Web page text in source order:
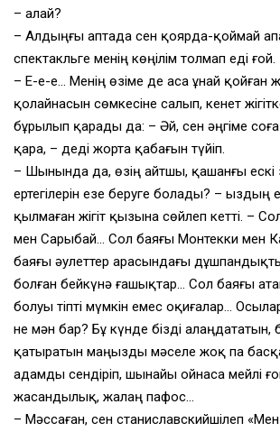
– Қалай?
– Алдыңғы аптада сен қоярда-қоймай
спектакльге менің көңілім толмап еді ғой.
– Е-е-е… Менің өзіме де аса ұнай қойған
қолайнасын сөмкесіне салып, кенет
бұрылып қарады да: – Әй, сен әңгіме
қара, – деді жорта қабағын түйіп.
– Шынында да, өзің айтшы, қашанғы ескі
ертегілерін езе беруге болады? – Қыздың
қылмаған жігіт қызына сөйлеп кетті. –
мен Сарыбай… Сол баяғы Монтекки мен
баяғы әулеттер арасындағы
болған бейкүнә ғашықтар… Сол баяғы
болуы тіпті мүмкін емес оқиғалар…
не мән бар? Бұ күнде бізді
қатыратын маңызды мәселе жоқ па
адамды сендіріп, шынайы ойнаса мейлі
жасандылық, жалаң пафос…
– Мәссаған, сен станиславскийшілеп